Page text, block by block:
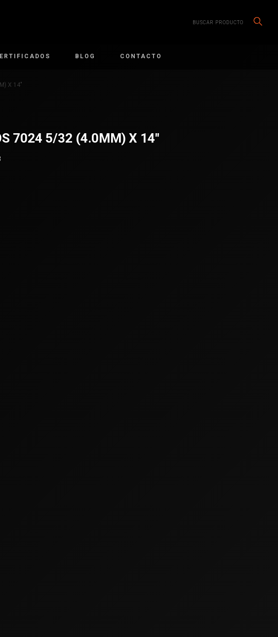
BUSCAR PRODUCTO
BLOG CONTACTO
X 14″
7024 5/32 (4.0MM) X 14″